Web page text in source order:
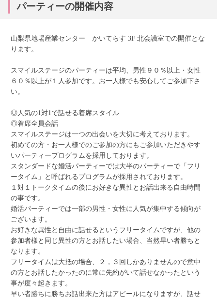
パーティーの開催内容
山梨県地場産業センター かいてらす 3F 北会議室での開催とな
ります。
スマイルステージのパーティーは平均、男性９０％以上・女性
６０％以上が１人参加です。お一人様でも安心してご参加下さ
い。
◎人気の1対1で話せる着席スタイル
◎着席全員会話
スマイルステージは一つの出会いを大切に考えております。
初めての方・お一人様でのご参加の方にもご参加いただきやす
いパーティープログラムを採用しております。
スタンダードな婚活パーティーでは大半のパーティーで「フリ
ータイム」と呼ばれるプログラムが採用されております。
１対１トークタイムの後にお好きな異性とお話出来る自由時間
の事です。
婚活パーティーでは一部の男性・女性に人気が集中する傾向が
ございます。
お好きな異性と自由に話せるというフリータイムですが、他の
参加者様と同じ異性の方とお話したい場合、当然早い者勝ちと
なります。
フリータイムは大抵の場合、２，３回しかありませんので意中
の方とお話したかったのに常に先約がいて話せなかったという
事が度々起きます。
早い者勝ちに勝ちお話出来た方はアピールになりますが、話せ